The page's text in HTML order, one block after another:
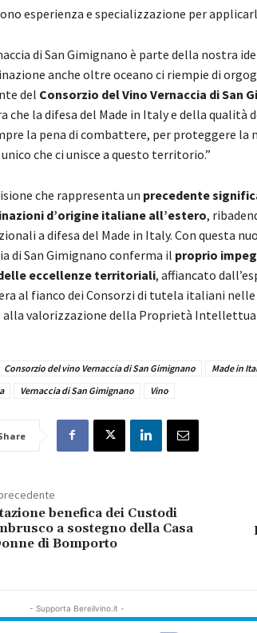
esperienza e specializzazione per
di San Gimignano è parte della nostra
anche oltre oceano ci riempie di
del Consorzio del Vino Vernaccia di San
che la difesa del Made in Italy e della
la pena di combattere, per proteggere
che ci unisce a questo territorio.”
che rappresenta un precedente
d’origine italiane all’estero,
a difesa del Made in Italy. Con questa
di San Gimignano conferma il proprio
eccellenze territoriali, affiancato
al fianco dei Consorzi di tutela italiani
alla valorizzazione della Proprietà
Consorzio del vino Vernaccia di San Gimignano Made in
Vernaccia di San Gimignano Vino
benefica dei Custodi
a sostegno della Casa
di Bomporto
- Supporta Bereilvino.it -